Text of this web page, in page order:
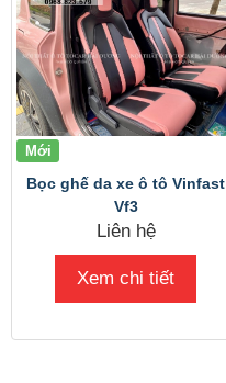
Mới
Bọc ghế da xe ô tô Vinfast
Vf3
Liên hệ
Xem chi tiết